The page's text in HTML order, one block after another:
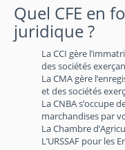
Quel CFE en
juridique ?
La CCI gère
des sociétés
La CMA gère
et des sociétés
La CNBA s’occupe
marchandises par
La Chambre
L’URSSAF pour